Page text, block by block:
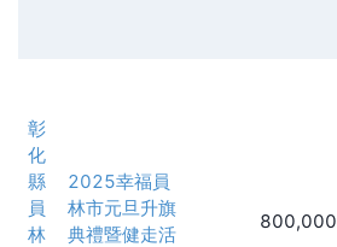
彰
化
縣
員
林
2025幸福員
林市元旦升旗
典禮暨健走活
800,000